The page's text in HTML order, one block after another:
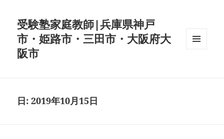
受験塾家庭教師|兵庫県神戸
市・姫路市・三田市・大阪府大
阪市
日:2019年10月15日